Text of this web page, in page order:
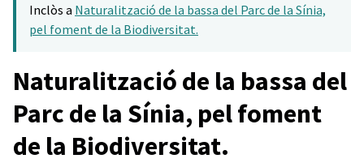
Inclòs a Naturalització de la bassa del Parc de la Sínia,
pel foment de la Biodiversitat.
Naturalització de la bassa del
Parc de la Sínia, pel foment
de la Biodiversitat.